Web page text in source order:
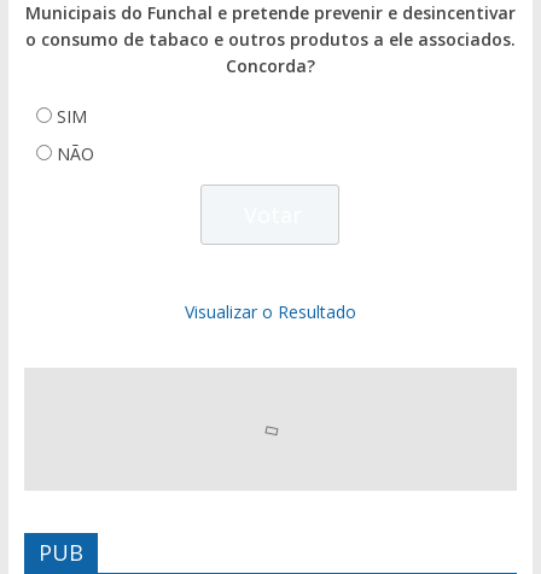
Municipais do Funchal e pretende prevenir e desincentivar
o consumo de tabaco e outros produtos a ele associados.
Concorda?
SIM
NÃO
Visualizar o Resultado
PUB